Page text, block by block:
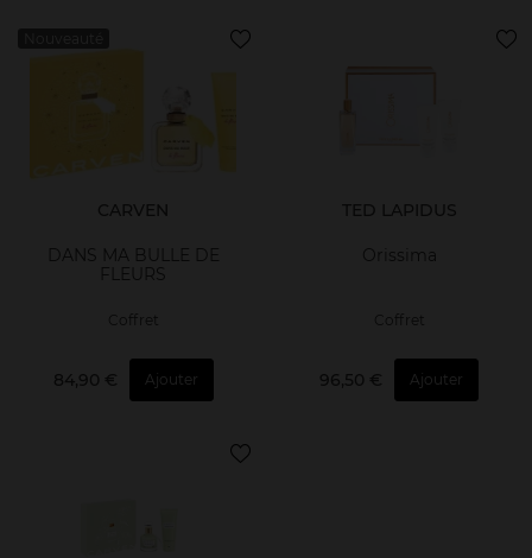
CARVEN
DANS MA BULLE DE
FLEURS
Coffret
84,90 € Ajouter
TED LAPIDUS
Orissima
Coffret
96,50 € Ajouter